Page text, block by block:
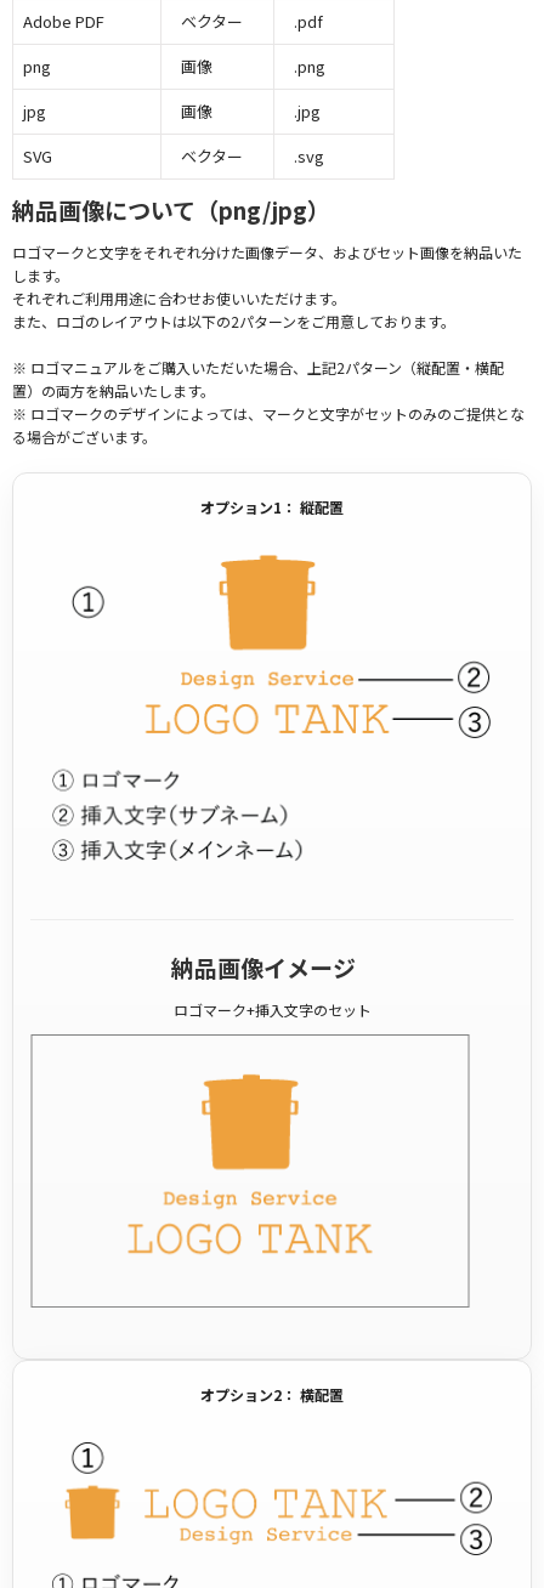
Adobe PDF
ベクター
.pdf
png
画像
.png
jpg
画像
.jpg
SVG
ベクター .svg
納品画像について（png/jpg）
ロゴマークと文字をそれぞれ分けた画像データ、およびセット画像を納品いた
します。
それぞれご利用用途に合わせお使いいただけます。
また、ロゴのレイアウトは以下の2パターンをご用意しております。
※ ロゴマニュアルをご購入いただいた場合、上記2パターン（縦配置・横配
置）の両方を納品いたします。
※ ロゴマークのデザインによっては、マークと文字がセットのみのご提供とな
る場合がございます。
オプション1： 縦配置
納品画像イメージ
ロゴマーク+挿入文字のセット
オプション2： 横配置